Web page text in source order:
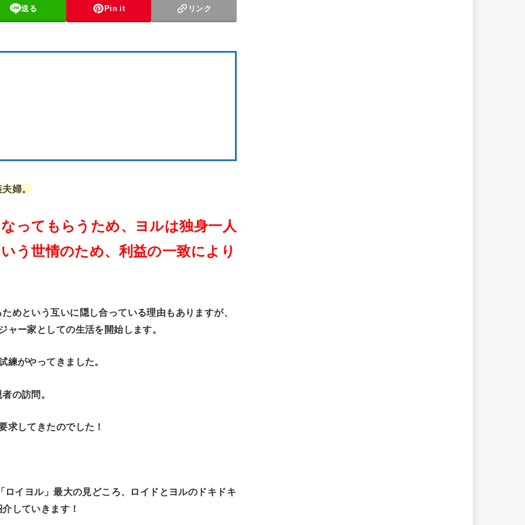
送る Pin it リンク
婦。
ってもらうため、ヨルは独身一人
う世情のため、利益の一致により
めという互いに隠し合っている理由もありますが、
ー家としての生活を開始します。
練がやってきました。
の訪問。
求してきたのでした！
イヨル」最大の見どころ、ロイドとヨルのドキドキ
していきます！